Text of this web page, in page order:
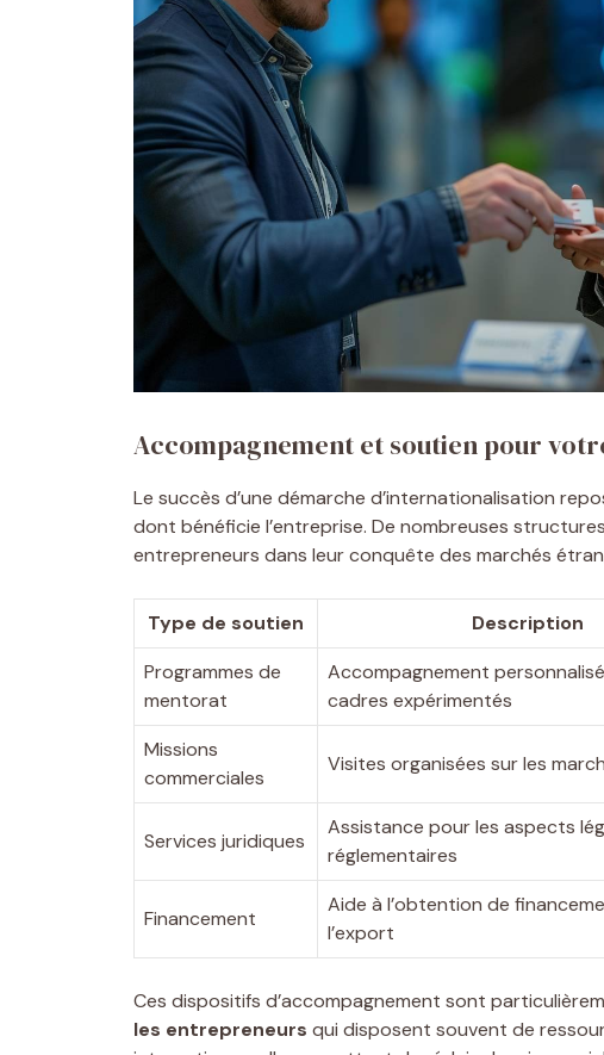
Accompagnement et soutien pour
Le succès d’une démarche d’internationalisation
dont bénéficie l’entreprise. De nombreuses
entrepreneurs dans leur conquête des marchés
Type de soutien Description
Programmes de
mentorat
Accompagnement
cadres expérimentés
Missions
commerciales
Visites organisées sur les
Services juridiques
Assistance pour les aspects
réglementaires
Financement
Aide à l’obtention de
l’export
Ces dispositifs d’accompagnement sont
les entrepreneurs qui disposent souvent de